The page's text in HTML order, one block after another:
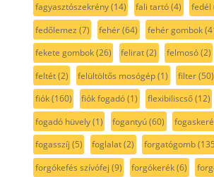
fagyasztószekrény(14) fali tartó(4) fedél
fedőlemez (7) fehér(64) fehér gombok
fekete gombok(26) felirat(2) felmosó(2)
feltét(2) felültöltős mosógép(1) filter(50)
fiók(160) fiók fogadó(1) flexibiliscső(12)
fogadó hüvely(1) fogantyú(60)
fogasszíj (5) foglalat(2) forgatógomb
forgókefés szívófej (9) forgókerék(6)